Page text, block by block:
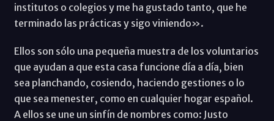
institutos o colegios y me ha gustado tanto, que he
terminado las prácticas y sigo viniendo».
Ellos son sólo una pequeña muestra de los voluntarios
que ayudan a que esta casa funcione día a día, bien
sea planchando, cosiendo, haciendo gestiones o lo
que sea menester, como en cualquier hogar español.
A ellos se une un sinfín de nombres como: Justo